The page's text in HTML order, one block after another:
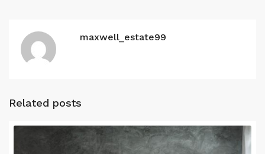
maxwell_estate99
Related posts